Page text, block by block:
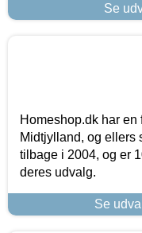
Se
Homeshop.dk har
Midtjylland, og ellers
tilbage i 2004, og er
deres udvalg.
Se